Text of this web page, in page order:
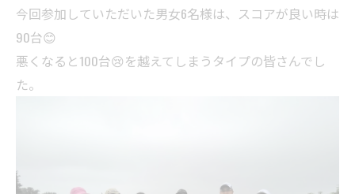
今回参加していただいた男女6名様は、スコアが良い時は
90台😊
悪くなると100台😢を越えてしまうタイプの皆さんでし
た。